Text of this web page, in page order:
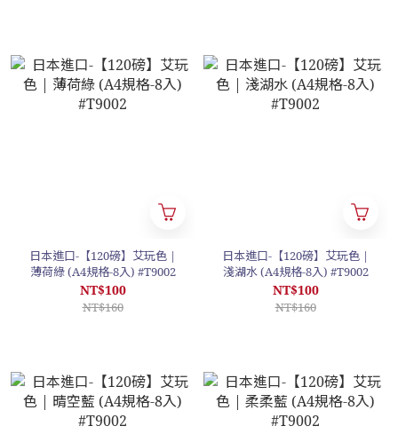
日本進口-【120磅】艾玩色 |
薄荷綠 (A4規格-8入) #T9002
NT$100
NT$160
日本進口-【120磅】艾玩色 |
淺湖水 (A4規格-8入) #T9002
NT$100
NT$160